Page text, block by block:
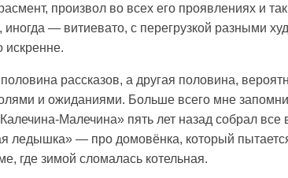
произвол во всех его проявлениях и
— витиевато, с перегрузкой разными
искренне.
рассказов, а другая половина,
и ожиданиями. Больше всего мне
Малечина» пять лет назад собрал
ледышка» — про домовёнка, который
где зимой сломалась котельная.